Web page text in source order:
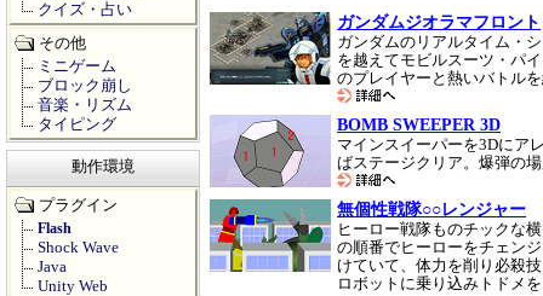
ガンダムジオラマフロント
ガンダムのリアルタイム・
を越えてモビルスーツ・パ
のプレイヤーと熱いバトル
BOMB SWEEPER 3D
マインスイーパーを3Dにア
ばステージクリア。爆弾の
無個性戦隊○○レンジャー
ヒーロー戦隊ものチックな
の順番でヒーローをチェン
けていて、体力を削り必殺
ロボットに乗り込みトドメ
クイズ・占い
その他
ミニゲーム
ブロック崩し
音楽・リズム
タイピング
動作環境
プラグイン
Flash
Shock Wave
Java
Unity Web